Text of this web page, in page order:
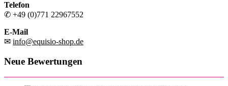
Telefon
✆ +49 (0)771 22967552
E-Mail
✉ info@equisio-shop.de
Neue Bewertungen